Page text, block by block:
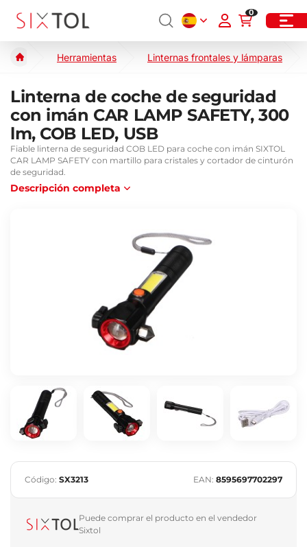
0
Herramientas Linternas frontales y lámparas
Linterna de coche de seguridad
con imán CAR LAMP SAFETY, 300
lm, COB LED, USB
Fiable linterna de seguridad COB LED para coche con imán SIXTOL
CAR LAMP SAFETY con martillo para cristales y cortador de cinturón
de seguridad.
Descripción completa
Código: SX3213 EAN: 8595697702297
Puede comprar el producto en el vendedor
Sixtol